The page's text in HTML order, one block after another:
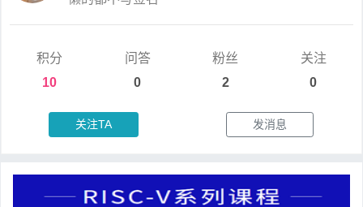
积分
10
问答
0
粉丝
2
关注
0
关注TA 发消息